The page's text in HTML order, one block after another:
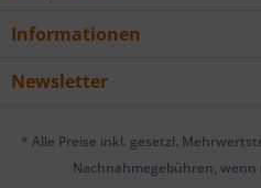
Informationen
Newsletter
* Alle Preise inkl. gesetzl.
Nachnahmegebühren,